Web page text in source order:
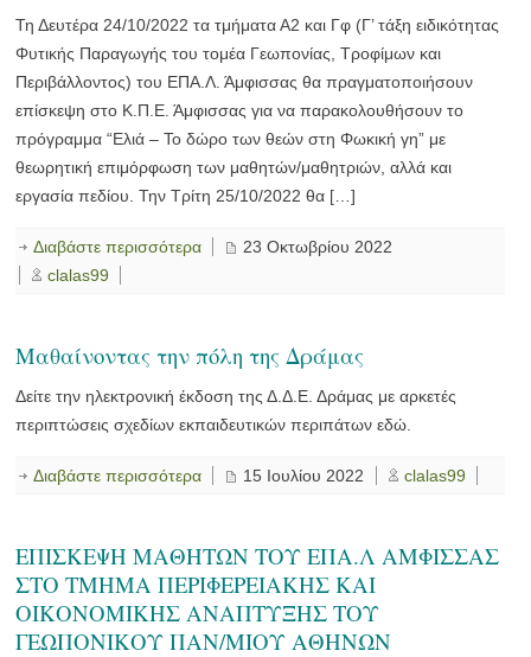
Τη Δευτέρα 24/10/2022 τα τμήματα Α2 και Γφ (Γ’ τάξη ειδικότητας
Φυτικής Παραγωγής του τομέα Γεωπονίας, Τροφίμων και
Περιβάλλοντος) του ΕΠΑ.Λ. Άμφισσας θα πραγματοποιήσουν
επίσκεψη στο Κ.Π.Ε. Άμφισσας για να παρακολουθήσουν το
πρόγραμμα “Ελιά – Το δώρο των θεών στη Φωκική γη” με
θεωρητική επιμόρφωση των μαθητών/μαθητριών, αλλά και
εργασία πεδίου. Την Τρίτη 25/10/2022 θα […]
Διαβάστε περισσότερα
23 Οκτωβρίου 2022
clalas99
Μαθαίνοντας την πόλη της Δράμας
Δείτε την ηλεκτρονική έκδοση της Δ.Δ.Ε. Δράμας με αρκετές
περιπτώσεις σχεδίων εκπαιδευτικών περιπάτων εδώ.
Διαβάστε περισσότερα 15 Ιουλίου 2022 clalas99
ΕΠΙΣΚΕΨΗ ΜΑΘΗΤΩΝ ΤΟΥ ΕΠΑ.Λ ΑΜΦΙΣΣΑΣ
ΣΤΟ ΤΜΗΜΑ ΠΕΡΙΦΕΡΕΙΑΚΗΣ ΚΑΙ
ΟΙΚΟΝΟΜΙΚΗΣ ΑΝΑΠΤΥΞΗΣ ΤΟΥ
ΓΕΩΠΟΝΙΚΟΥ ΠΑΝ/ΜΙΟΥ ΑΘΗΝΩΝ